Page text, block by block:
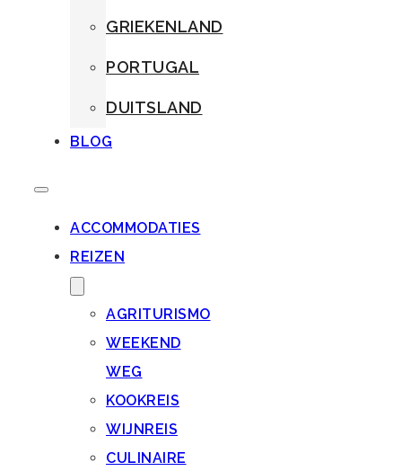
GRIEKENLAND
PORTUGAL
DUITSLAND
BLOG
ACCOMMODATIES
REIZEN
AGRITURISMO
WEEKEND
WEG
KOOKREIS
WIJNREIS
CULINAIRE